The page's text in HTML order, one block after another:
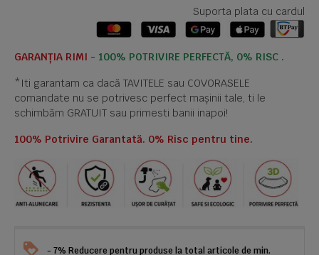
Suporta plata cu cardul
GARANȚIA RIMI - 100% POTRIVIRE PERFECTĂ, 0% RISC .
*Iti garantam ca dacă TAVITELE sau COVORASELE
comandate nu se potrivesc perfect mașinii tale, ti le
schimbăm GRATUIT sau primesti banii inapoi!
100% Potrivire Garantată. 0% Risc pentru tine.
- 7% Reducere pentru produse la total articole de min.